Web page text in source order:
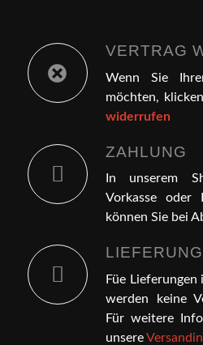
VERTRAG
Wenn Sie
möchten,
widerrufen
ZAHLUNG
In unserem
Vorkasse oder
können Sie bei
LIEFERUNG
Füe
werden keine
Für weitere
unsere